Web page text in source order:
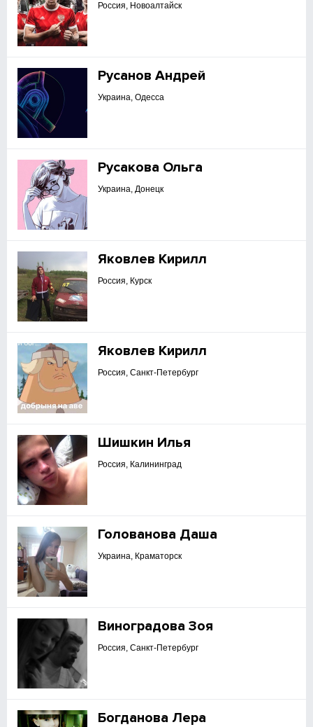
Россия, Новоалтайск
Русанов Андрей
Украина, Одесса
Русакова Ольга
Украина, Донецк
Яковлев Кирилл
Россия, Курск
Яковлев Кирилл
Россия, Санкт-Петербург
Шишкин Илья
Россия, Калининград
Голованова Даша
Украина, Краматорск
Виноградова Зоя
Россия, Санкт-Петербург
Богданова Лера